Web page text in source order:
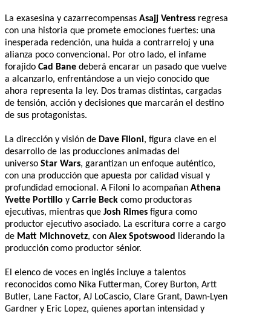
La exasesina y cazarrecompensas Asajj Ventress regresa
con una historia que promete emociones fuertes: una
inesperada redención, una huida a contrarreloj y una
alianza poco convencional. Por otro lado, el infame
forajido Cad Bane deberá encarar un pasado que vuelve
a alcanzarlo, enfrentándose a un viejo conocido que
ahora representa la ley. Dos tramas distintas, cargadas
de tensión, acción y decisiones que marcarán el destino
de sus protagonistas.
La dirección y visión de Dave Filoni, figura clave en el
desarrollo de las producciones animadas del
universo Star Wars, garantizan un enfoque auténtico,
con una producción que apuesta por calidad visual y
profundidad emocional. A Filoni lo acompañan Athena
Yvette Portillo y Carrie Beck como productoras
ejecutivas, mientras que Josh Rimes figura como
productor ejecutivo asociado. La escritura corre a cargo
de Matt Michnovetz, con Alex Spotswood
liderando la
producción como productor sénior.
El elenco de voces en inglés incluye a talentos
reconocidos como Nika Futterman, Corey Burton, Artt
Butler, Lane Factor, AJ LoCascio, Clare Grant, Dawn-Lyen
Gardner y Eric Lopez, quienes aportan intensidad y